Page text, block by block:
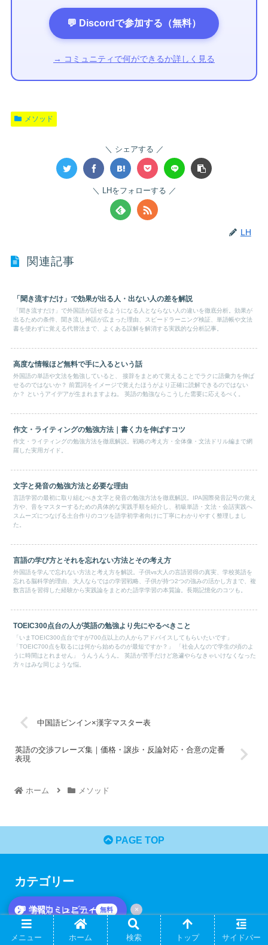
💬 Discordで参加する（無料）
→ コミュニティで何ができるか詳しく見る
💬 学習コミュニティ 無料 ×
メソッド
シェアする
LHをフォローする
LH
関連記事
「聞き流すだけ」で効果が出る人・出ない人の差を解説
「聞き流すだけ」で外国語が話せるようになる人とならない人の違いを徹底分析。効果が
出るための条件、聞き流し神話が広まった理由、スピードラーニング検証、単語帳や文法
書を使わずに覚える代替法まで、よくある誤解を解消する実践的な分析記事。
高度な情報ほど無料で手に入るという話
外国語の単語や文法を勉強していると、 接辞をまとめて覚えることでラクに語彙力を伸ば
せるのではないか？ 前置詞をイメージで覚えたほうがより正確に読解できるのではない
か？ というアイデアが生まれますよね。 英語の勉強ならこうした需要に応えるべく。
作文・ライティングの勉強方法｜書く力を伸ばすコツ
作文・ライティングの勉強方法を徹底解説。戦略の考え方・全体像・文法ドリル編まで網
羅した実用ガイド。
文字と発音の勉強方法と必要な理由
言語学習の最初に取り組むべき文字と発音の勉強方法を徹底解説。IPA国際発音記号の覚え
方や、音をマスターするための具体的な実践手順を紹介し、初級単語・文法・会話実践へ
スムーズにつなげる土台作りのコツを語学初学者向けに丁寧にわかりやすく整理しまし
た。
言語の学び方とそれを忘れない方法とその考え方
外国語を学んで忘れない方法と考え方を解説。子供vs大人の言語習得の真実、学校英語を
忘れる脳科学的理由、大人ならではの学習戦略、子供が持つ2つの強みの活かし方まで、複
数言語を習得した経験から実践論をまとめた語学学習の本質論。長期記憶化のコツも。
TOEIC300点台の人が英語の勉強より先にやるべきこと
「いまTOEIC300点台ですが700点以上の人からアドバイスしてもらいたいです」
「TOEIC700点を取るには何から始めるのが最短ですか？」 「社会人なので学生の頃のよ
うに時間はとれません」 うんうんうん。 英語が苦手だけど急遽やらなきゃいけなくなった
方々はみな同じような悩。
中国語ピンイン×漢字マスター表
英語の交渉フレーズ集｜価格・譲歩・反論対応・合意の定番
表現
ホーム メソッド
PAGE TOP
カテゴリー
解説・レビュー
英語
メニュー ホーム 検索 トップ サイドバー